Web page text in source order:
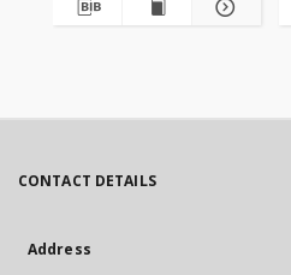
CONTACT DETAILS
Address